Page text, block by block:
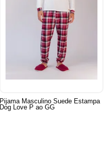
Pijama Masculino Suede Estampa
Dog Love P ao GG